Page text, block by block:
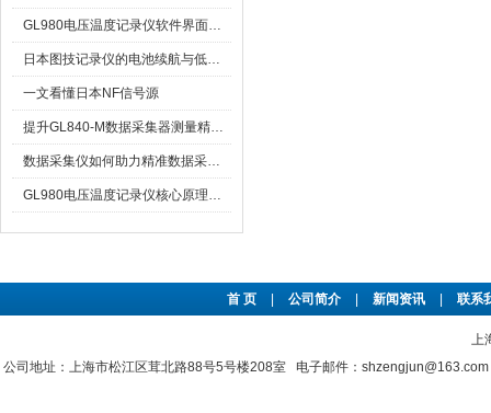
GL980电压温度记录仪软件界面功能与使用技巧
日本图技记录仪的电池续航与低功耗模式适用场景分析
一文看懂日本NF信号源
提升GL840-M数据采集器测量精度的操作秘籍
数据采集仪如何助力精准数据采集与分析？​
GL980电压温度记录仪核心原理及行业应用
首 页 公司简介 新闻资讯 联系
上
公司地址：上海市松江区茸北路88号5号楼208室 电子邮件：